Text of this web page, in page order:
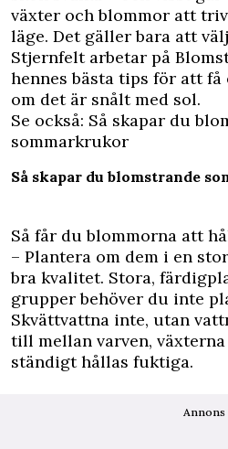
växter och blommor att
läge. Det gäller bara att
Stjernfelt arbetar på
hennes bästa tips för att få
om det är snålt med sol.
Se också: Så skapar du
sommarkrukor
Så skapar du blomstrande
Så får du blommorna att
– Plantera om dem i en
bra kvalitet. Stora,
grupper behöver du inte
Skvättvattna inte, utan
till mellan varven,
ständigt hållas fuktiga.
Annons